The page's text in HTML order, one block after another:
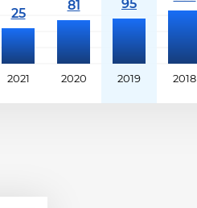
2021 2020 2019 2018